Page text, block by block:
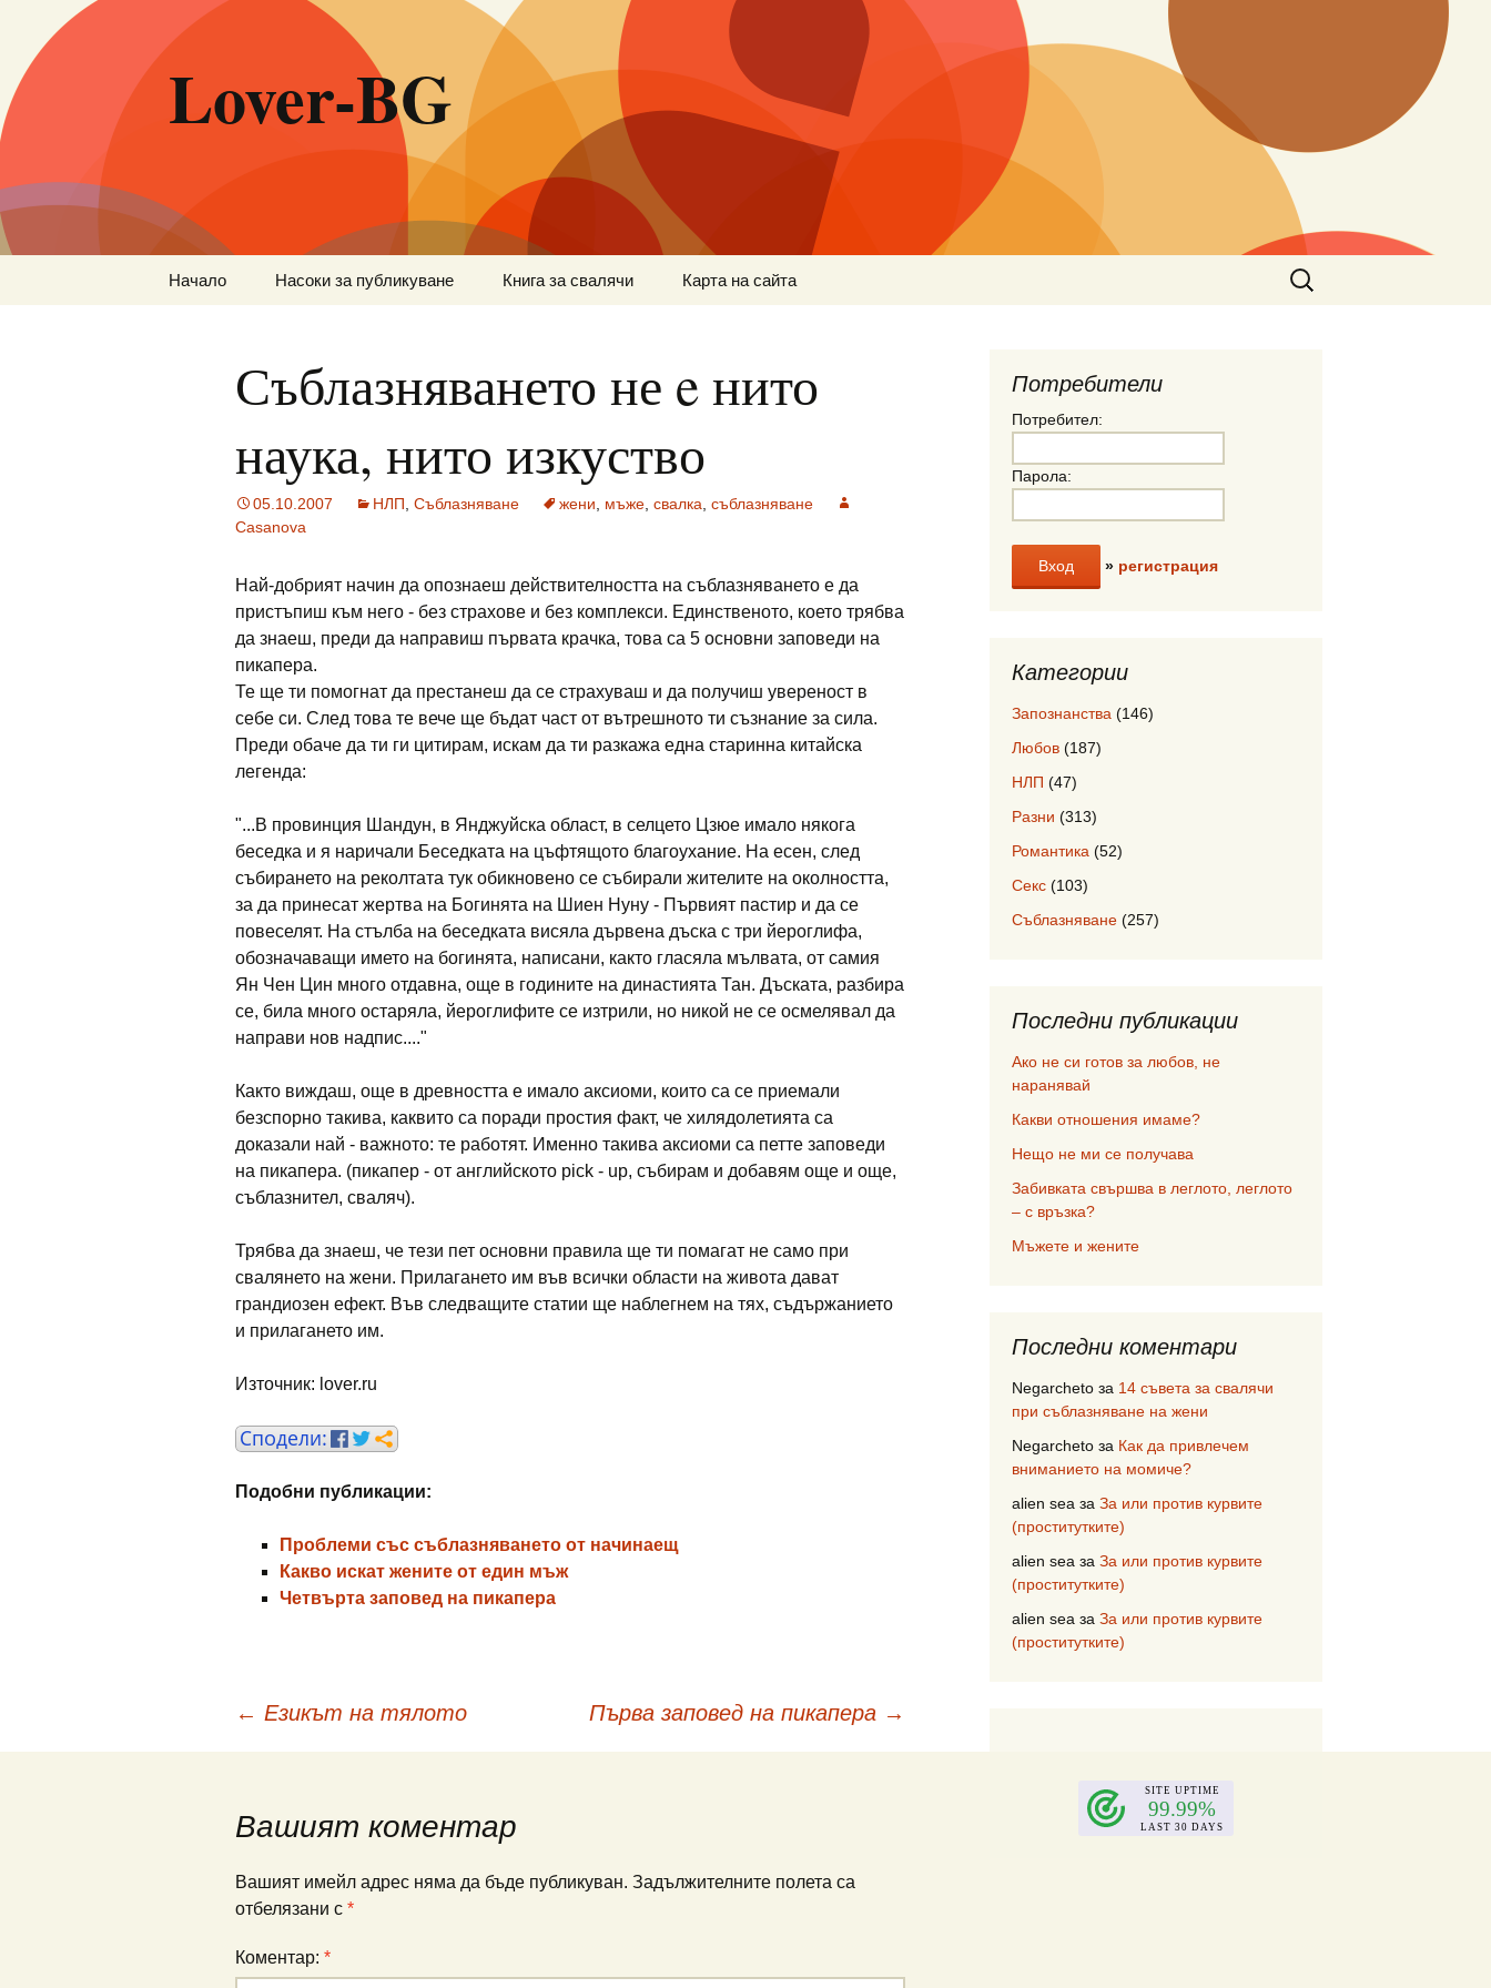
Lover-BG
Начало Насоки за публикуване Книга за свалячи Карта на сайта
Търсене
за:
Съблазняването не e нито
наука, нито изкуство
05.10.2007 НЛП Съблазняване жени мъже свалка съблазняване
Casanova
Най-добрият начин да опознаеш действителността на съблазняването е да
пристъпиш към него - без страхове и без комплекси. Единственото, което трябва
да знаеш, преди да направиш първата крачка, това са 5 основни заповеди на
пикапера.
Те ще ти помогнат да престанеш да се страхуваш и да получиш увереност в
себе си. След това те вече ще бъдат част от вътрешното ти съзнание за сила.
Преди обаче да ти ги цитирам, искам да ти разкажа една старинна китайска
легенда:
"...В провинция Шандун, в Янджуйска област, в селцето Цзюе имало някога
беседка и я наричали Беседката на цъфтящото благоухание. На есен, след
събирането на реколтата тук обикновено се събирали жителите на околността,
за да принесат жертва на Богинята на Шиен Нуну - Първият пастир и да се
повеселят. На стълба на беседката висяла дървена дъска с три йероглифа,
обозначаващи името на богинята, написани, както гласяла мълвата, от самия
Ян Чен Цин много отдавна, още в годините на династията Тан. Дъската, разбира
се, била много остаряла, йероглифите се изтрили, но никой не се осмелявал да
направи нов надпис...."
Както виждаш, още в древността е имало аксиоми, които са се приемали
безспорно такива, каквито са поради простия факт, че хилядолетията са
доказали най - важното: те работят. Именно такива аксиоми са петте заповеди
на пикапера. (пикапер - от английското pick - up, събирам и добавям още и още,
съблазнител, сваляч).
Трябва да знаеш, че тези пет основни правила ще ти помагат не само при
свалянето на жени. Прилагането им във всички области на живота дават
грандиозен ефект. Във следващите статии ще наблегнем на тях, съдържанието
и прилагането им.
Източник: lover.ru
Подобни публикации:
Проблеми със съблазняването от начинаещ
Какво искат жените от един мъж
Четвърта заповед на пикапера
Навигация
публикациите
← Езикът на тялото Първа заповед на пикапера →
Вашият коментар
Вашият имейл адрес няма да бъде публикуван. Задължителните полета са
отбелязани с *
Коментар: *
Потребители
Потребител:
Парола:
» регистрация
Категории
Запознанства (146)
Любов (187)
НЛП (47)
Разни (313)
Романтика (52)
Секс (103)
Съблазняване (257)
Последни публикации
Ако не си готов за любов, не
наранявай
Какви отношения имаме?
Нещо не ми се получава
Забивката свършва в леглото, леглото
– с връзка?
Мъжете и жените
Последни коментари
Negarcheto за 14 съвета за свалячи
при съблазняване на жени
Negarcheto за Как да привлечем
вниманието на момиче?
alien sea за За или против курвите
(проститутките)
alien sea за За или против курвите
(проститутките)
alien sea за За или против курвите
(проститутките)